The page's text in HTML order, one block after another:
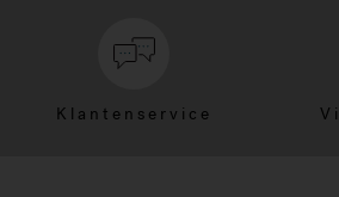
Klantenservice